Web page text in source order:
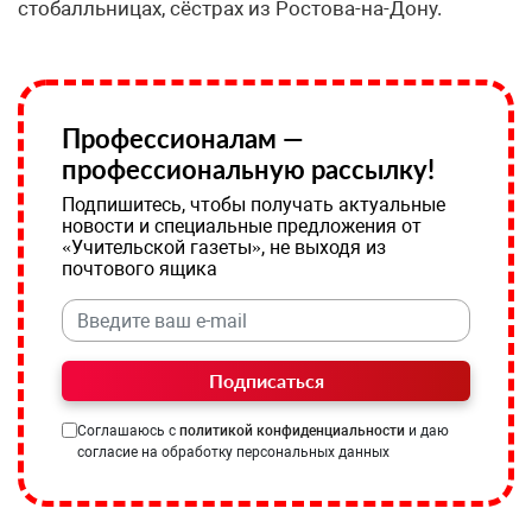
стобалльницах, сёстрах из Ростова-на-Дону.
Профессионалам —
профессиональную рассылку!
Подпишитесь, чтобы получать актуальные
новости и специальные предложения от
«Учительской газеты», не выходя из
почтового ящика
Подписаться
Соглашаюсь с политикой конфиденциальности и даю
согласие на обработку персональных данных